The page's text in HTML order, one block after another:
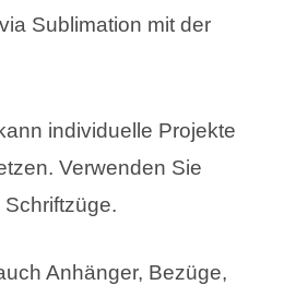
Sublimation mit der
individuelle Projekte
Verwenden Sie
Anhänger, Bezüge,